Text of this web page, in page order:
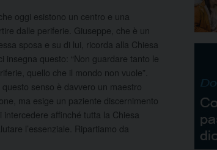
oggi esistono un centro e una
dalle periferie. Giuseppe, che è un
sposa e su di lui, ricorda alla Chiesa
questo: “Non guardare tanto le
quello che il mondo non vuole”.
senso è davvero un maestro
ma esige un paziente discernimento
affinché tutta la Chiesa
l’essenziale. Ripartiamo da